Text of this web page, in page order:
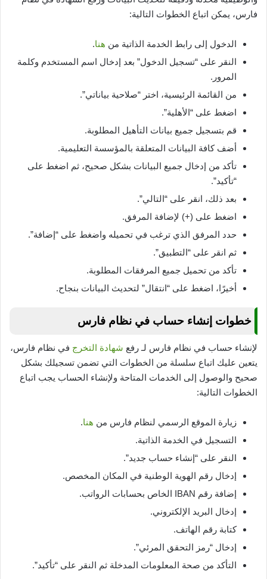
فارس، يمكن اتباع الخطوات التالية:
الدخول إلى رابط الخدمة الذاتية من هنا.
النقر على “تسجيل الدخول” بعد إدخال اسم المستخدم وكلمة
المرور.
من القائمة الرئيسية، اختر “صلاحية بياناتي”.
اضغط على “الأهلية”.
قم بتسجيل جميع بيانات التأهيل المطلوبة.
أضف كافة البيانات المتعلقة بالمؤسسة التعليمية.
تأكد من إدخال جميع البيانات بشكل صحيح، ثم اضغط على
“تأكيد”.
بعد ذلك، انقر على “التالي”.
اضغط على (+) لإضافة المرفق.
حدد المرفق الذي ترغب في تحميله واضغط على “إضافة”.
ثم انقر على “التطبيق”.
تأكد من تحميل جميع المرفقات المطلوبة.
أخيرًا، اضغط على “انتقال” لتحديث البيانات بنجاح.
خطوات إنشاء حساب في نظام فارس
لإنشاء حساب في نظام فارس لـ رفع شهادة التخرج في نظام فارس،
يتعين عليك اتباع سلسلة من الخطوات التي تضمن تسجيلك بشكل
صحيح والوصول إلى الخدمات المتاحة ولإنشاء الحساب يجب اتباع
الخطوات التالية:
زيارة الموقع الرسمي لنظام فارس من هنا.
التسجيل في الخدمة الذاتية.
النقر على “إنشاء حساب جديد”.
إدخال رقم الهوية الوطنية في المكان المخصص.
إضافة رقم IBAN الخاص بحسابات الرواتب.
إدخال البريد الإلكتروني.
كتابة رقم الهاتف.
إدخال “رمز التحقق المرئي”.
التأكد من صحة المعلومات المدخلة ثم النقر على “تأكيد”.